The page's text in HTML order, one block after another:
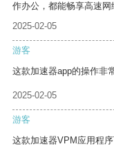
作办公，都能畅享高速网
2025-02-05
游客
这款加速器app的操作非
2025-02-05
游客
这款加速器VPM应用程